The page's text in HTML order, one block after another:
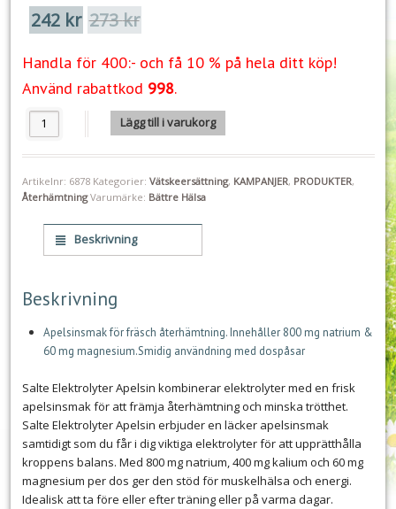
273krDet
ursprungliga
var:
273 kr.
242 kr
Det
nuvarande
är:
242 kr.
Handla för 400:- och få 10 % på hela ditt köp!
Använd rabattkod 998.
Salte Elektrolyter Apelsin 30-pack Salte "Mängdrabatt" mängd
Lägg till i varukorg
Artikelnr: 6878 Kategorier: Vätskeersättning, KAMPANJER, PRODUKTER,
Återhämtning Varumärke: Bättre Hälsa
Beskrivning
Beskrivning
Apelsinsmak för fräsch återhämtning. Innehåller 800 mg natrium &
60 mg magnesium.Smidig användning med dospåsar
Salte Elektrolyter Apelsin kombinerar elektrolyter med en frisk
apelsinsmak för att främja återhämtning och minska trötthet.
Salte Elektrolyter Apelsin erbjuder en läcker apelsinsmak
samtidigt som du får i dig viktiga elektrolyter för att upprätthålla
kroppens balans. Med 800 mg natrium, 400 mg kalium och 60 mg
magnesium per dos ger den stöd för muskelhälsa och energi.
Idealisk att ta före eller efter träning eller på varma dagar.